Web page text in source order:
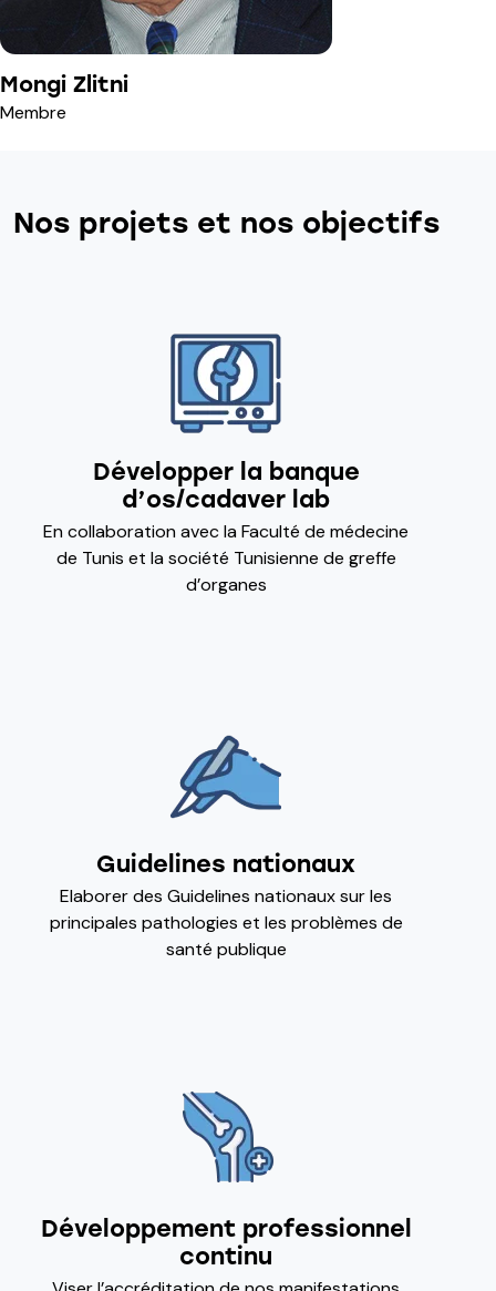
Mongi Zlitni
Membre
Nos projets et nos objectifs
Développer la banque
d’os/cadaver lab
En collaboration avec la Faculté de médecine
de Tunis et la société Tunisienne de greffe
d’organes
Guidelines nationaux
Elaborer des Guidelines nationaux sur les
principales pathologies et les problèmes de
santé publique
Développement professionnel
continu